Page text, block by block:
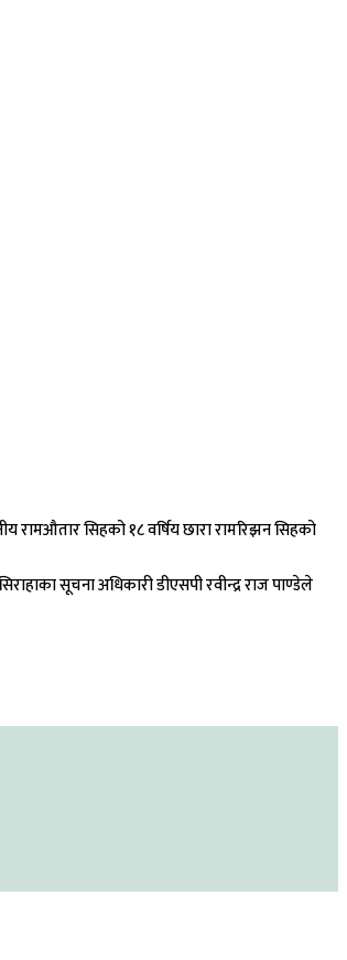
रामऔतार सिहको १८ वर्षिय छारा रामरिझन सिहको
सूचना अधिकारी डीएसपी रवीन्द्र राज पाण्डेले